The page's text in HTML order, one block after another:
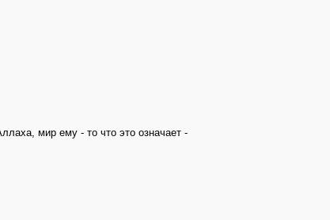
мир ему - то что это означает -